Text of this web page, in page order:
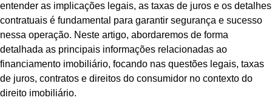
entender as implicações legais, as taxas de juros e os detalhes
contratuais é fundamental para garantir segurança e sucesso
nessa operação. Neste artigo, abordaremos de forma
detalhada as principais informações relacionadas ao
financiamento imobiliário, focando nas questões legais, taxas
de juros, contratos e direitos do consumidor no contexto do
direito imobiliário.